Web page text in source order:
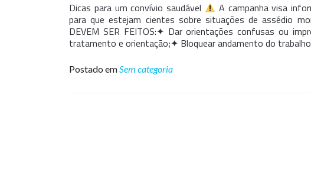
Dicas para um convívio saudável
A campanha visa
para que estejam cientes sobre situações de assédio
DEVEM SER FEITOS:✦ Dar orientações confusas ou
tratamento e orientação;✦ Bloquear andamento do
Postado emSem categoria